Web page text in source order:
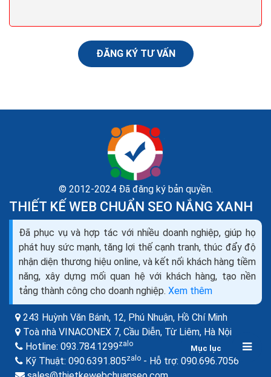
Mục lục
thạnh...
Danh sách xưởng công ty thiết kế thi công tủ bếp
tốt nhất tại TPHCM
Hãy là những khách hàng có gu khi sở hữu cho mình tủ
bếp hiện đại, phong cách, có thẩm mỹ mà tiết kiệm chi
phí và bảo đảm được quá trình giữ gìn tốt...
ĐĂNG KÝ TƯ VẤN
© 2012-2024 Đã đăng ký bản quyền.
THIẾT KẾ WEB CHUẨN SEO NẮNG XANH
Đã phục vụ và hợp tác với nhiều doanh nghiệp, giúp họ
phát huy sức mạnh, tăng lợi thế cạnh tranh, thúc đẩy độ
nhận diện thương hiệu online, và kết nối khách hàng tiềm
năng, xây dựng mối quan hệ với khách hàng, tạo nền
tảng thành công cho doanh nghiệp. Xem thêm
243 Huỳnh Văn Bánh, 12, Phú Nhuận, Hồ Chí Minh
Toà nhà VINACONEX 7, Cầu Diễn, Từ Liêm, Hà Nội
Hotline: 093.784.1299zalo
Kỹ Thuật: 090.6391.805zalo - Hỗ trợ: 090.696.7056